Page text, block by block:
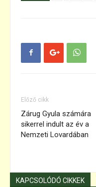
Előző cikk
Zárug Gyula számára
sikerrel indult az év a
Nemzeti Lovardában
KAPCSOLÓDÓ CIKKEK